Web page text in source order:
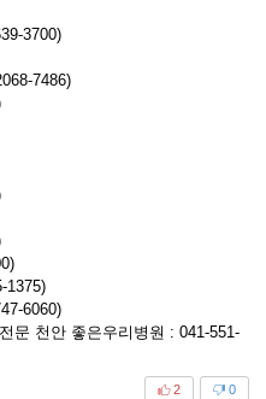
3700)
7486)
1375)
6060)
문 천안 좋은우리병원 : 041-551-
0
2